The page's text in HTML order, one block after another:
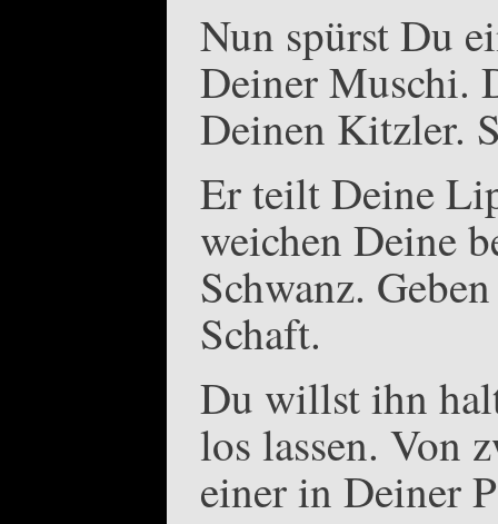
Nun spürst Du
Deiner Muschi.
Deinen Kitzler.
Er teilt Deine
weichen Deine
Schwanz.
Schaft.
Du willst ihn
los lassen. Von
einer in Deiner